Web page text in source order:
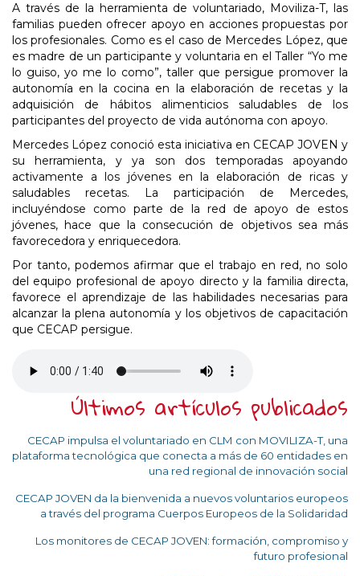
A través de la herramienta de voluntariado, Moviliza-T, las
familias pueden ofrecer apoyo en acciones propuestas por
los profesionales. Como es el caso de Mercedes López, que
es madre de un participante y voluntaria en el Taller “Yo me
lo guiso, yo me lo como”, taller que persigue promover la
autonomía en la cocina en la elaboración de recetas y la
adquisición de hábitos alimenticios saludables de los
participantes del proyecto de vida autónoma con apoyo.
Mercedes López conoció esta iniciativa en CECAP JOVEN y
su herramienta, y ya son dos temporadas apoyando
activamente a los jóvenes en la elaboración de ricas y
saludables recetas. La participación de Mercedes,
incluyéndose como parte de la red de apoyo de estos
jóvenes, hace que la consecución de objetivos sea más
favorecedora y enriquecedora.
Por tanto, podemos afirmar que el trabajo en red, no solo
del equipo profesional de apoyo directo y la familia directa,
favorece el aprendizaje de las habilidades necesarias para
alcanzar la plena autonomía y los objetivos de capacitación
que CECAP persigue.
Últimos artículos publicados
CECAP impulsa el voluntariado en CLM con MOVILIZA-T, una
plataforma tecnológica que conecta a más de 60 entidades en
una red regional de innovación social
CECAP JOVEN da la bienvenida a nuevos voluntarios europeos
a través del programa Cuerpos Europeos de la Solidaridad
Los monitores de CECAP JOVEN: formación, compromiso y
futuro profesional